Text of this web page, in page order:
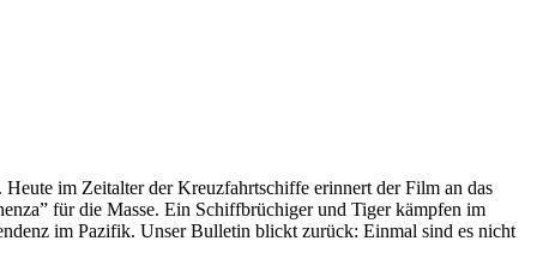
im Zeitalter der Kreuzfahrtschiffe erinnert der Film an das
für die Masse. Ein Schiffbrüchiger und Tiger kämpfen im
im Pazifik. Unser Bulletin blickt zurück: Einmal sind es nicht